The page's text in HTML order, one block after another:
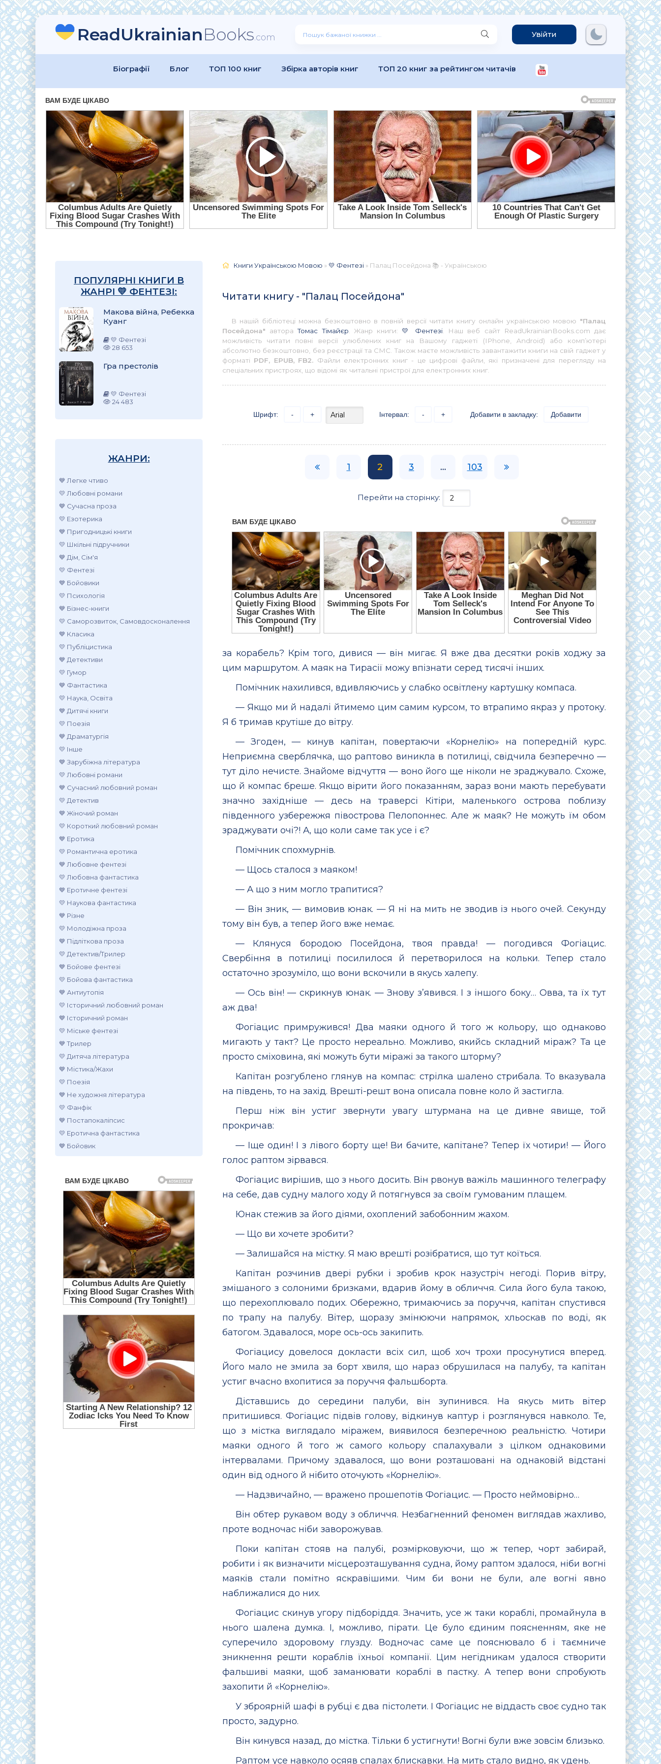
ReadUkrainianBooks.com Увійти
Біографії Блог ТОП 100 книг Збірка авторів книг ТОП 20 книг за рейтингом читачів
ПОПУЛЯРНІ КНИГИ В
ЖАНРІ 💛 ФЕНТЕЗІ:
Макова війна, Ребекка
Куанг
💛 Фентезі
28 653
Гра престолів
💛 Фентезі
24 483
ЖАНРИ:
💙 Легке чтиво
💛 Любовні романи
💙 Сучасна проза
💛 Езотерика
💙 Пригодницькі книги
💛 Шкільні підручники
💙 Дім, Сім'я
💛 Фентезі
💙 Бойовики
💛 Психологія
💙 Бізнес-книги
💛 Саморозвиток, Самовдосконалення
💙 Класика
💛 Публіцистика
💙 Детективи
💛 Гумор
💙 Фантастика
💛 Наука, Освіта
💙 Дитячі книги
💛 Поезія
💙 Драматургія
💛 Інше
💙 Зарубіжна література
💛 Любовні романи
💙 Сучасний любовний роман
💛 Детектив
💙 Жіночий роман
💛 Короткий любовний роман
💙 Еротика
💛 Романтична еротика
💙 Любовне фентезі
💛 Любовна фантастика
💙 Еротичне фентезі
💛 Наукова фантастика
💙 Різне
💛 Молодіжна проза
💙 Підліткова проза
💛 Детектив/Трилер
💙 Бойове фентезі
💛 Бойова фантастика
💙 Антиутопія
💛 Історичний любовний роман
💙 Історичний роман
💛 Міське фентезі
💙 Трилер
💛 Дитяча література
💙 Містика/Жахи
💛 Поезія
💙 Не художня література
💛 Фанфік
💙 Постапокаліпсис
💛 Еротична фантастика
💙 Бойовик
Книги Українською Мовою »💛 Фентезі » Палац Посейдона 📚 - Українською
Читати книгу - "Палац Посейдона"
В нашій бібліотеці можна безкоштовно в повній версії читати книгу онлайн українською мовою "Палац
Посейдона" автораТомас Тімайєр . Жанр книги:💛 Фентезі. Наш веб сайт ReadUkrainianBooks.com дає
можливість читати повні версії улюблених книг на Вашому гаджеті (IPhone, Android) або комп’ютері
абсолютно безкоштовно, без реєстрації та СМС. Також маєте можливість завантажити книги на свій гаджет у
форматі PDF, EPUB, FB2. Файли електронних книг - це цифрові файли, які призначені для перегляду на
спеціальних пристроях, що відомі як читальні пристрої для електронних книг.
Шрифт: - + Інтервал: - + Добавити в закладку: Добавити
1 2 3 ... 103
Перейти на сторінку:
за корабель? Крім того, дивися — він мигає. Я вже два десятки років ходжу за
цим маршрутом. А маяк на Тирасії можу впізнати серед тисячі інших.
Помічник нахилився, вдивляючись у слабко освітлену картушку компаса.
— Якщо ми й надалі йтимемо цим самим курсом, то втрапимо якраз у протоку.
Я б тримав крутіше до вітру.
— Згоден, — кинув капітан, повертаючи «Корнелію» на попередній курс.
Неприємна сверблячка, що раптово виникла в потилиці, свідчила безперечно —
тут діло нечисте. Знайоме відчуття — воно його ще ніколи не зраджувало. Схоже,
що й компас бреше. Якщо вірити його показанням, зараз вони мають перебувати
значно західніше — десь на траверсі Кітіри, маленького острова поблизу
південного узбережжя півострова Пелопоннес. Але ж маяк? Не можуть їм обом
зраджувати очі?! А, що коли саме так усе і є?
Помічник спохмурнів.
— Щось сталося з маяком!
— А що з ним могло трапитися?
— Він зник, — вимовив юнак. — Я ні на мить не зводив із нього очей. Секунду
тому він був, а тепер його вже немає.
— Клянуся бородою Посейдона, твоя правда! — погодився Фогіацис.
Свербіння в потилиці посилилося й перетворилося на кольки. Тепер стало
остаточно зрозуміло, що вони вскочили в якусь халепу.
— Ось він! — скрикнув юнак. — Знову з’явився. І з іншого боку… Овва, та їх тут
аж два!
Фогіацис примружився! Два маяки одного й того ж кольору, що однаково
мигають у такт? Це просто нереально. Можливо, якийсь складний міраж? Та це
просто сміховина, які можуть бути міражі за такого шторму?
Капітан розгублено глянув на компас: стрілка шалено стрибала. То вказувала
на південь, то на захід. Врешті-решт вона описала повне коло й застигла.
Перш ніж він устиг звернути увагу штурмана на це дивне явище, той
прокричав:
— Іще один! І з лівого борту ще! Ви бачите, капітане? Тепер їх чотири! — Його
голос раптом зірвався.
Фогіацис вирішив, що з нього досить. Він рвонув важіль машинного телеграфу
на себе, дав судну малого ходу й потягнувся за своїм гумованим плащем.
Юнак стежив за його діями, охоплений забобонним жахом.
— Що ви хочете зробити?
— Залишайся на містку. Я маю врешті розібратися, що тут коїться.
Капітан розчинив двері рубки і зробив крок назустріч негоді. Порив вітру,
змішаного з солоними бризками, вдарив йому в обличчя. Сила його була такою,
що перехоплювало подих. Обережно, тримаючись за поруччя, капітан спустився
по трапу на палубу. Вітер, щоразу змінюючи напрямок, хльоскав по воді, як
батогом. Здавалося, море ось-ось закипить.
Фогіацису довелося докласти всіх сил, щоб хоч трохи просунутися вперед.
Його мало не змила за борт хвиля, що нараз обрушилася на палубу, та капітан
устиг вчасно вхопитися за поруччя фальшборта.
Діставшись до середини палуби, він зупинився. На якусь мить вітер
притишився. Фогіацис підвів голову, відкинув каптур і розглянувся навколо. Те,
що з містка виглядало міражем, виявилося безперечною реальністю. Чотири
маяки одного й того ж самого кольору спалахували з цілком однаковими
інтервалами. Причому здавалося, що вони розташовані на однаковій відстані
один від одного й нібито оточують «Корнелію».
— Надзвичайно, — вражено прошепотів Фогіацис. — Просто неймовірно…
Він обтер рукавом воду з обличчя. Незбагненний феномен виглядав жахливо,
проте водночас ніби заворожував.
Поки капітан стояв на палубі, розмірковуючи, що ж тепер, чорт забирай,
робити і як визначити місцерозташування судна, йому раптом здалося, ніби вогні
маяків стали помітно яскравішими. Чим би вони не були, але вогні явно
наближалися до них.
Фогіацис скинув угору підборіддя. Значить, усе ж таки кораблі, промайнула в
нього шалена думка. І, можливо, пірати. Це було єдиним поясненням, яке не
суперечило здоровому глузду. Водночас саме це пояснювало б і таємниче
зникнення решти кораблів їхньої компанії. Цим негідникам удалося створити
фальшиві маяки, щоб заманювати кораблі в пастку. А тепер вони спробують
захопити й «Корнелію».
У зброярній шафі в рубці є два пістолети. І Фогіацис не віддасть своє судно так
просто, задурно.
Він кинувся назад, до містка. Тільки б устигнути! Вогні були вже зовсім близько.
Раптом усе навколо осяяв спалах блискавки. На мить стало видно, як удень.